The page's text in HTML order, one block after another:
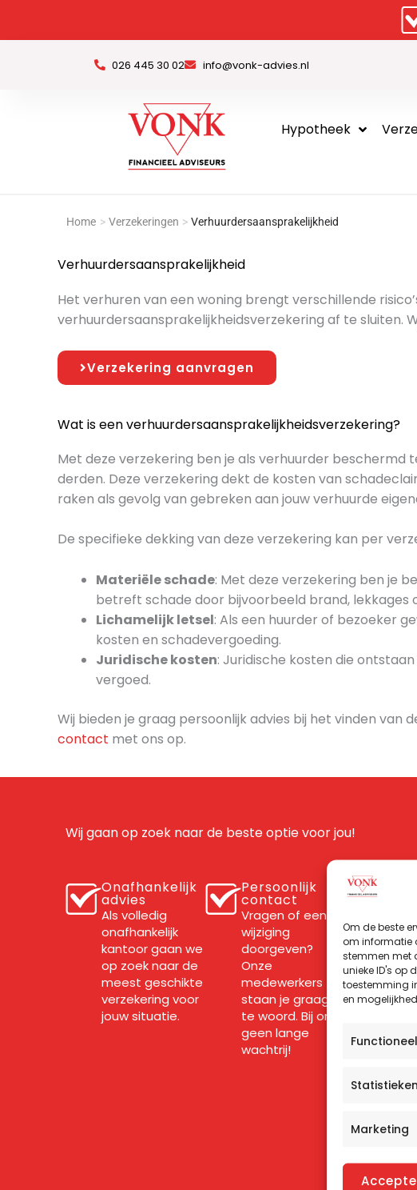
Om de beste
om informatie
stemmen met
unieke ID's op
toestemming
en
Functioneel
Statistieken
Marketing
026 445 30 02 info@vonk-advies.nl
Hypotheek
Home > Verzekeringen > Verhuurdersaansprakelijkheid
Verhuurdersaansprakelijkheid
Het verhuren van een woning brengt verschillende
verhuurdersaansprakelijkheidsverzekering af te sluiten.
Verzekering aanvragen
Wat is een verhuurdersaansprakelijkheidsverzekering?
Met deze verzekering ben je als verhuurder beschermd
derden. Deze verzekering dekt de kosten van
raken als gevolg van gebreken aan jouw verhuurde
De specifieke dekking van deze verzekering kan per
Materiële schade: Met deze verzekering ben je
betreft schade door bijvoorbeeld brand, lekkages
Lichamelijk letsel: Als een huurder of bezoeker
kosten en schadevergoeding.
Juridische kosten: Juridische kosten die
vergoed.
Wij bieden je graag persoonlijk advies bij het vinden
contact met ons op.
Wij gaan op zoek naar de beste optie voor jou!
Onafhankelijk
advies
Als volledig
onafhankelijk
kantoor gaan we
op zoek naar de
meest geschikte
verzekering voor
jouw situatie.
Persoonlijk
contact
Vragen of een
wijziging
doorgeven?
Onze
medewerkers
staan je graag
te woord. Bij ons
geen lange
wachtrij!
voor
en
date
ben